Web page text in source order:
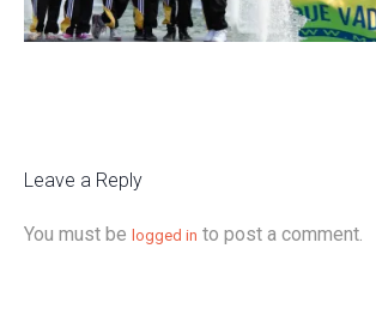
Leave a Reply
You must be logged in to post a comment.